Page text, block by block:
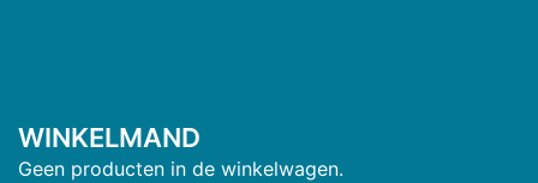
WINKELMAND
Geen producten in de winkelwagen.